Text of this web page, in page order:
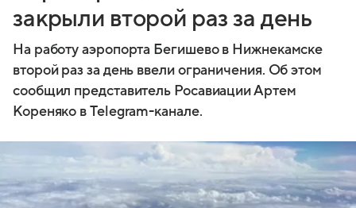
закрыли второй раз за день
На работу аэропорта Бегишево в Нижнекамске
второй раз за день ввели ограничения. Об этом
сообщил представитель Росавиации Артем
Кореняко в Telegram-канале.